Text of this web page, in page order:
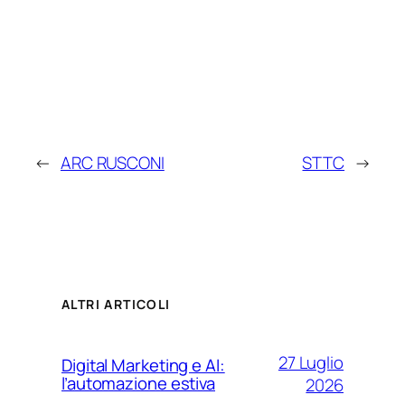
← ARC RUSCONI STTC →
ALTRI ARTICOLI
Digital Marketing e AI:
l’automazione estiva
27 Luglio
2026